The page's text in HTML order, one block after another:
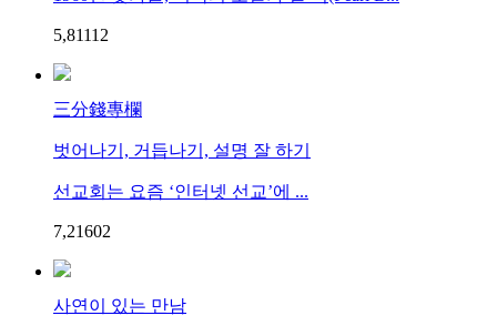
5,8111 2
三分錢專欄
벗어나기, 거듭나기, 설명 잘 하기
선교회는 요즘 ‘인터넷 선교’에 ...
7,21602
사연이 있는 만남